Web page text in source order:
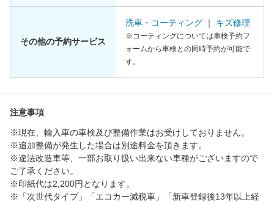
その他の予約サービス
洗車・コーティング ｜ キズ修理
※コーティングについては車検予約フ
ォームから車検との同時予約が可能で
す。
注意事項
※現在、輸入車の車検及び整備作業はお受けしておりません。
※追加整備が発生した場合は別途料金を頂きます。
※違法改造車等、一部お取り扱い出来ない車種がございますので
ご了承ください。
※印紙代は2,200円となります。
※「次世代タイプ」「エコカー減税車」「新車登録後13年以上経